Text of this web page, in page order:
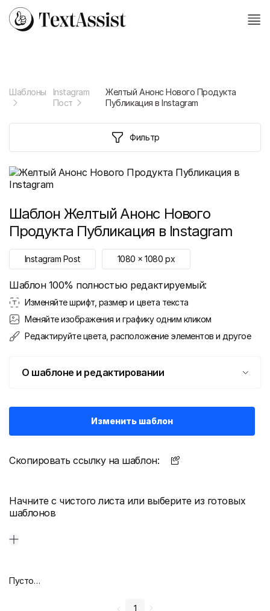
Шаблоны
Instagram
Пост
Желтый Анонс Нового Продукта
Публикация в Instagram
Фильтр
Шаблон Желтый Анонс Нового
Продукта Публикация в Instagram
Instagram Post 1080 x1080 px
Шаблон 100% полностью редактируемый:
Изменяйте шрифт, размер и цвета текста
Меняйте изображения и графику одним кликом
Редактируйте цвета, расположение элементов и другое
О шаблоне и редактировании
Изменить шаблон
Скопировать ссылку на шаблон:
Начните с чистого листа или выберите из готовых
шаблонов
Пустой дизайн-макет
1